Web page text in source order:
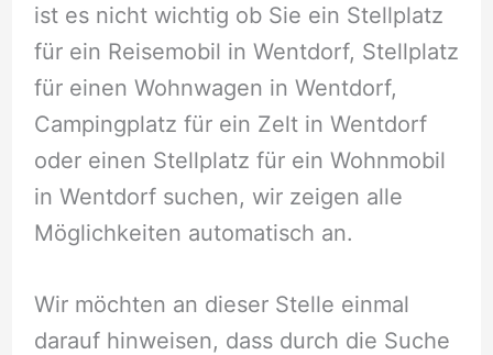
ist es nicht wichtig ob Sie ein Stellplatz
für ein Reisemobil in Wentdorf, Stellplatz
für einen Wohnwagen in Wentdorf,
Campingplatz für ein Zelt in Wentdorf
oder einen Stellplatz für ein Wohnmobil
in Wentdorf suchen, wir zeigen alle
Möglichkeiten automatisch an.
Wir möchten an dieser Stelle einmal
darauf hinweisen, dass durch die Suche